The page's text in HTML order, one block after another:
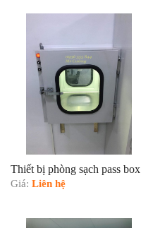
Thiết bị phòng sạch pass box
Giá: Liên hệ